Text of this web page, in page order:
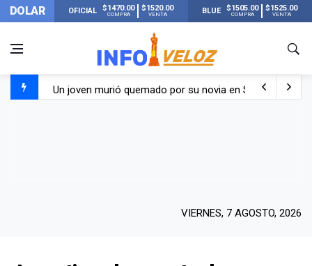
DOLAR OFICIAL $1470.00
COMPRA
$1520.00
VENTA BLUE $1505.00
COMPRA
$1525.00
VENTA
Un joven murió quemado por su novia en San Luis:
VIERNES, 7 AGOSTO, 2026